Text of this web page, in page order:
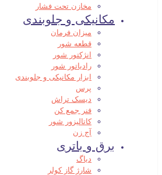
مخازن تحت فشار
مکانیکی و جلوبندی
میزان فرمان
قطعه شور
انژکتور شور
رادیاتور شور
ابزار مکانیکی و جلوبندی
پرس
دیسک تراش
فنر جمع کن
کاتالیزور شور
آج زن
برق و باتری
دیاگ
شارژ گاز کولر